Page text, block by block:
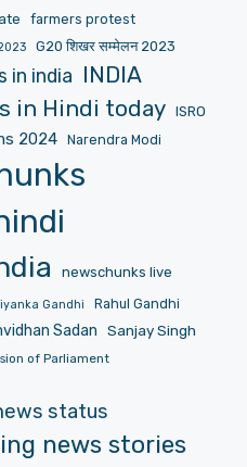
farmers protest
G20 शिखर सम्मेलन 2023
in india INDIA
in Hindi today
ISRO
2024 Narendra Modi
newschunks live
Gandhi
Rahul Gandhi
Sadan Sanjay Singh
of Parliament
status
news stories